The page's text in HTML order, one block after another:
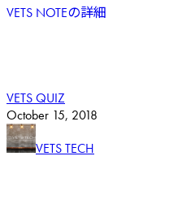
VETS NOTEの詳細
VETS QUIZ
October 15, 2018
VETS TECH